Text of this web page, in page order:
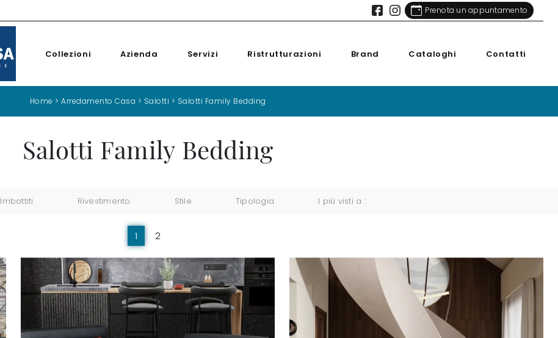
Prenota un appuntamento
Collezioni Azienda Servizi Ristrutturazioni Brand Cataloghi Contatti
Home > Arredamento Casa > Salotti > Salotti Family Bedding
Salotti Family Bedding
Imbottiti Rivestimento Stile Tipologia I più visti a :
1 2